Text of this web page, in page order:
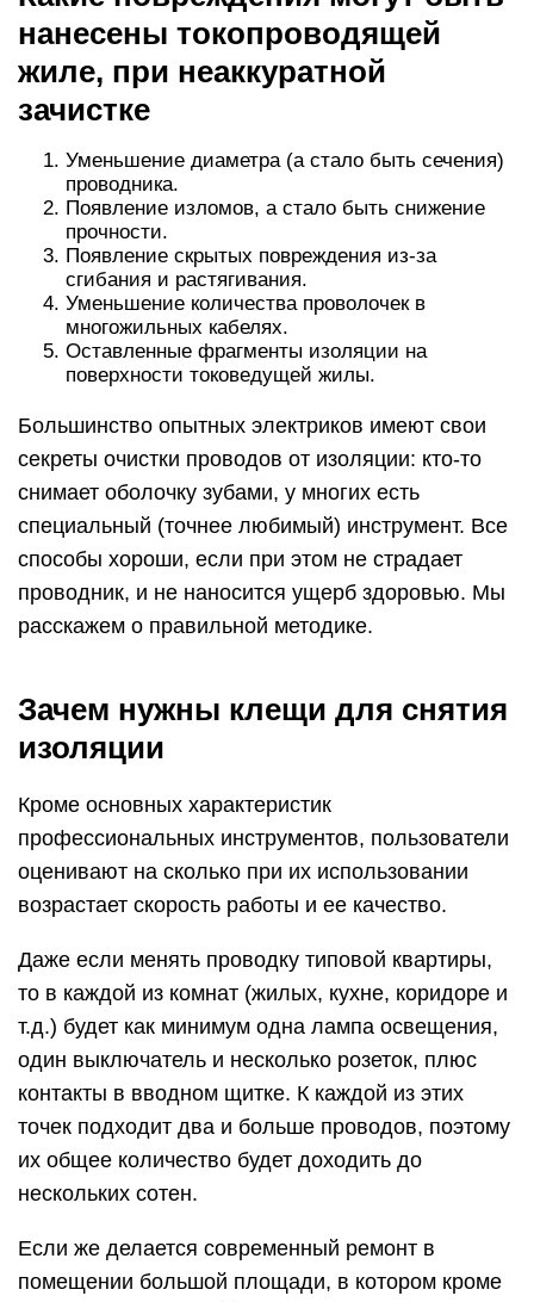
нанесены токопроводящей
жиле, при неаккуратной
зачистке
Уменьшение диаметра (а стало быть сечения)
проводника.
Появление изломов, а стало быть снижение
прочности.
Появление скрытых повреждения из-за
сгибания и растягивания.
Уменьшение количества проволочек в
многожильных кабелях.
Оставленные фрагменты изоляции на
поверхности токоведущей жилы.
Большинство опытных электриков имеют свои
секреты очистки проводов от изоляции: кто-то
снимает оболочку зубами, у многих есть
специальный (точнее любимый) инструмент. Все
способы хороши, если при этом не страдает
проводник, и не наносится ущерб здоровью. Мы
расскажем о правильной методике.
Зачем нужны клещи для снятия
изоляции
Кроме основных характеристик
профессиональных инструментов, пользователи
оценивают на сколько при их использовании
возрастает скорость работы и ее качество.
Даже если менять проводку типовой квартиры,
то в каждой из комнат (жилых, кухне, коридоре и
т.д.) будет как минимум одна лампа освещения,
один выключатель и несколько розеток, плюс
контакты в вводном щитке. К каждой из этих
точек подходит два и больше проводов, поэтому
их общее количество будет доходить до
нескольких сотен.
Если же делается современный ремонт в
помещении большой площади, в котором кроме